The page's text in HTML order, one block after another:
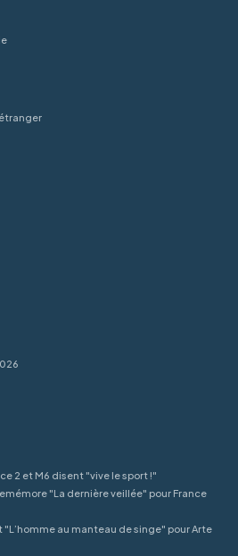
2 et M6 disent "vive le sport !"
"La dernière veillée" pour France
au manteau de singe" pour Arte